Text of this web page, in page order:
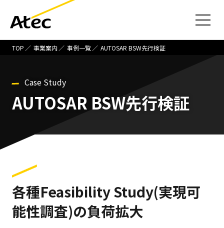
TOP 事業案内 事例一覧 AUTOSAR BSW先行検証
Case Study
AUTOSAR BSW先行検証
各種Feasibility Study(実現可
能性調査)の負荷拡大